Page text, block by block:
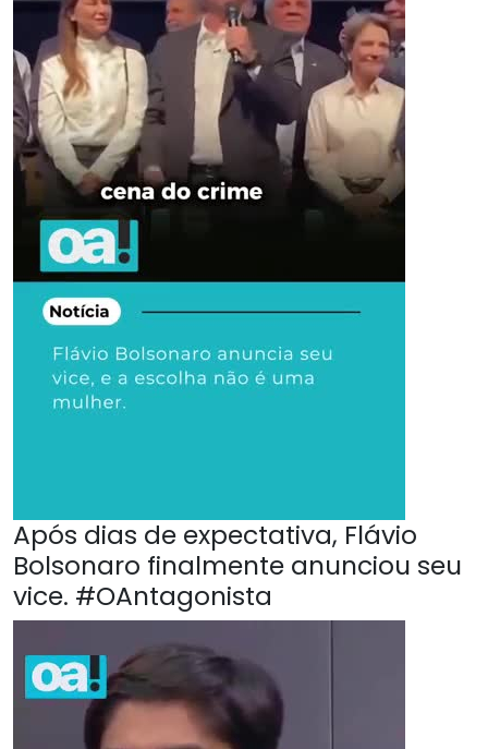
Após dias de expectativa, Flávio
Bolsonaro finalmente anunciou seu
vice. #OAntagonista